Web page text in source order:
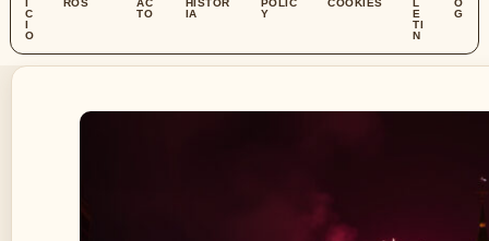
I
C
I
O
ROS
AC
TO
HISTOR
IA
POLIC
Y
COOKIES
L
E
TI
N
O
G